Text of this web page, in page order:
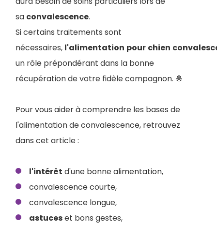
sa convalescence.
Si certains traitements sont
nécessaires, l'alimentation pour chien
un rôle prépondérant dans la bonne
récupération de votre fidèle compagnon. 🧆
Pour vous aider à comprendre les bases de
l'alimentation de convalescence, retrouvez
dans cet article :
l'intérêt d'une bonne alimentation,
convalescence courte,
convalescence longue,
astuceset bons gestes,